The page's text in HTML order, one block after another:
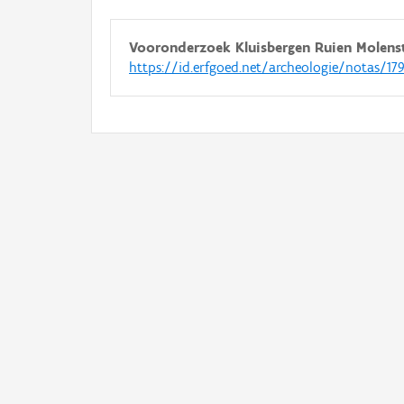
Vooronderzoek Kluisbergen Ruien
https://id.erfgoed.net/archeologie/notas/